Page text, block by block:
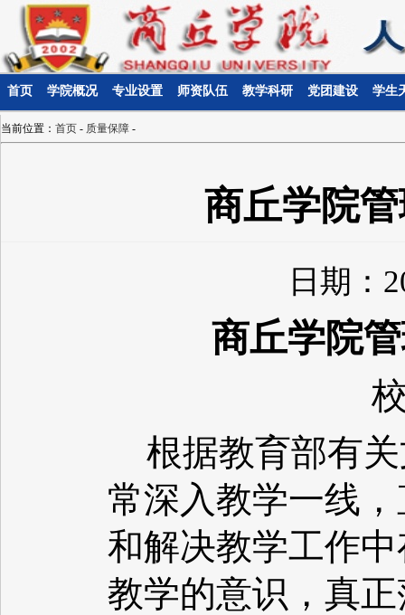
首页 学院概况 专业设置 师资队伍 教学科研 党团建设 学生
当前位置： 首页 - 质量保障 -
商丘学院
日期：
商丘学院
根据教育部有
常深入教学一线
和解决教学工作
教学的意识，真